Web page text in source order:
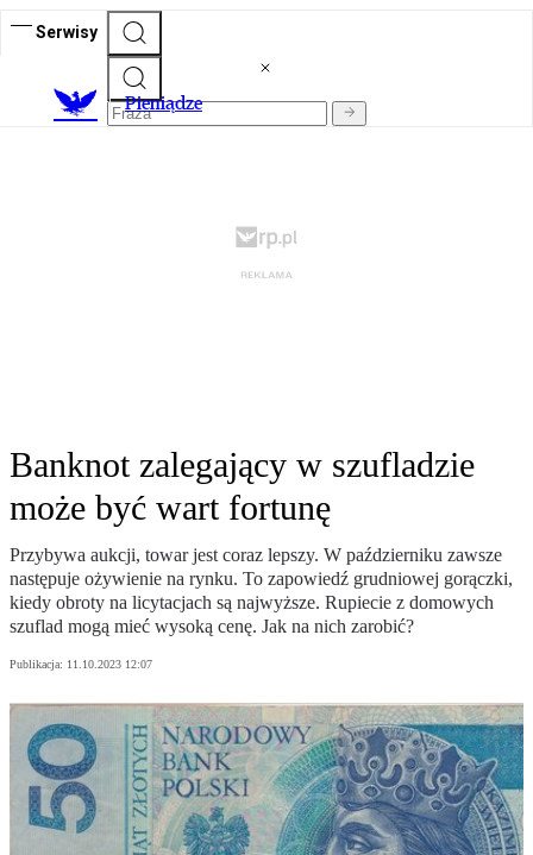
Serwisy
Pieniądze
Banknot zalegający w szufladzie
może być wart fortunę
Przybywa aukcji, towar jest coraz lepszy. W październiku zawsze
następuje ożywienie na rynku. To zapowiedź grudniowej gorączki,
kiedy obroty na licytacjach są najwyższe. Rupiecie z domowych
szuflad mogą mieć wysoką cenę. Jak na nich zarobić?
Publikacja: 11.10.2023 12:07